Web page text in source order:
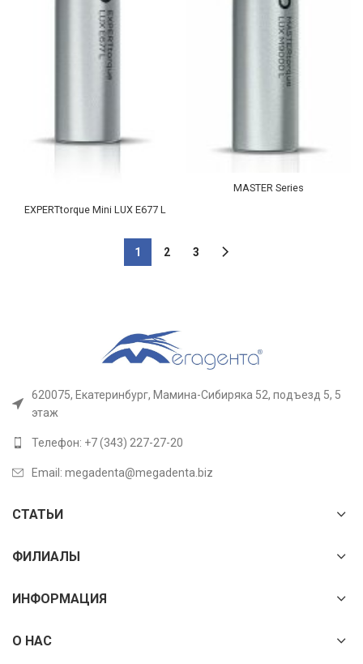
EXPERTtorque Mini LUX E677 L
MASTER Series
1 2 3
620075, Екатеринбург, Мамина-Сибиряка 52, подъезд 5, 5
этаж
Телефон: +7 (343) 227-27-20
Email: megadenta@megadenta.biz
СТАТЬИ
ФИЛИАЛЫ
ИНФОРМАЦИЯ
О НАС